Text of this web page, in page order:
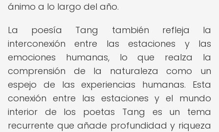
ánimo a lo largo del año.
La poesía Tang también refleja la
interconexión entre las estaciones y las
emociones humanas, lo que realza la
comprensión de la naturaleza como un
espejo de las experiencias humanas. Esta
conexión entre las estaciones y el mundo
interior de los poetas Tang es un tema
recurrente que añade profundidad y riqueza